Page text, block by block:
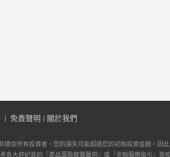
免責聲明 | 關於我們
合所有投資者，您的損失可能超過您的初始投資金額。
大經紀商的『產品風險披露聲明』或『金融服務指引』等